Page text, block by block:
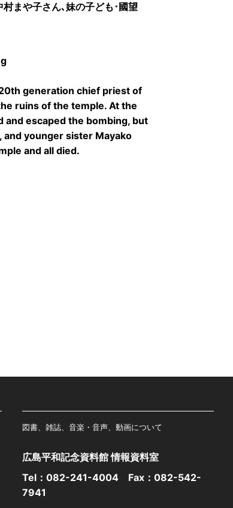
まや子さん､妹の子ども･國望
generation chief priest of
ruins of the temple. At the
and escaped the bombing, but
and younger sister Mayako
and all died.
図書、雑誌、音楽・音声、動画について
広島平和記念資料館 情報資料室
Tel： 082-241-4004 Fax：082-542-
7941